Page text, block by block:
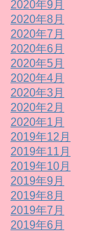
2020年9月
2020年8月
2020年7月
2020年6月
2020年5月
2020年4月
2020年3月
2020年2月
2020年1月
2019年12月
2019年11月
2019年10月
2019年9月
2019年8月
2019年7月
2019年6月